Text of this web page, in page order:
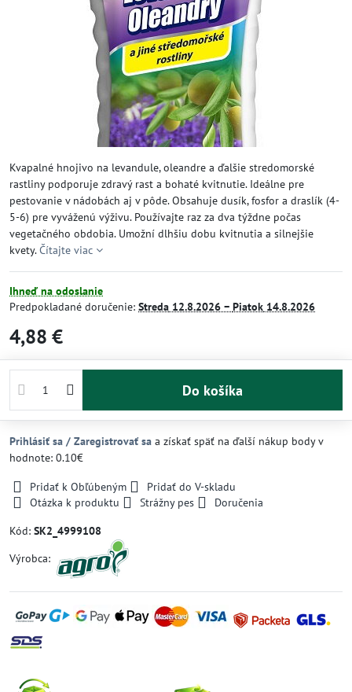
Kvapalné hnojivo na levandule, oleandre a ďalšie stredomorské
rastliny podporuje zdravý rast a bohaté kvitnutie. Ideálne pre
pestovanie v nádobách aj v pôde. Obsahuje dusík, fosfor a draslík (4-
5-6) pre vyváženú výživu. Používajte raz za dva týždne počas
vegetačného obdobia. Umožní dlhšiu dobu kvitnutia a silnejšie
kvety.Čítajte viac
Ihneď na odoslanie
Predpokladané doručenie: Streda 12.8.2026 − Piatok 14.8.2026
4,88 €
Do košíka
Prihlásiť sa / Zaregistrovať sa a získať späť na ďalší nákup body v
hodnote: 0.10€
Pridať k Obľúbeným
Pridať do V-skladu
Otázka k produktu
Strážny pes
Doručenia
Kód: SK2_4999108
Výrobca: